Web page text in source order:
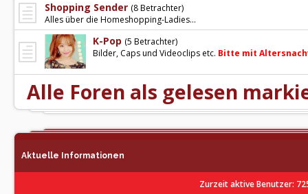
Shopping Sender (8 Betrachter)
Alles über die Homeshopping-Ladies...
K-Pop (5 Betrachter)
Bilder, Caps und Videoclips etc. Bitte mit
Alle Foren als gelesen
Aktuelle Informationen
Zurzeit aktive Benutzer: